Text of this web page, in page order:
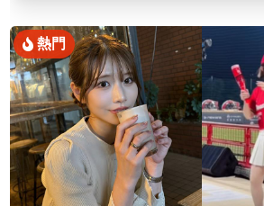
熱門